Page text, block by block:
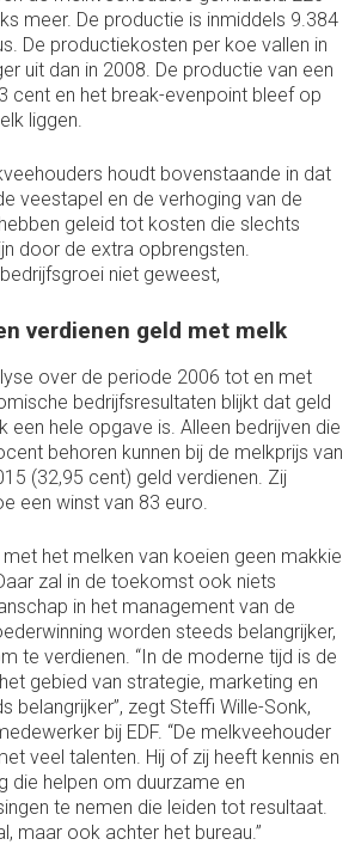
meer. De productie is inmiddels 9.384
De productiekosten per koe vallen in
uit dan in 2008. De productie van een
cent en het break-evenpoint bleef op
liggen.
houdt bovenstaande in dat
veestapel en de verhoging van de
geleid tot kosten die slechts
door de extra opbrengsten.
niet geweest,
verdienen geld met melk
over de periode 2006 tot en met
bedrijfsresultaten blijkt dat geld
een hele opgave is. Alleen bedrijven die
behoren kunnen bij de melkprijs van
(32,95 cent) geld verdienen. Zij
een winst van 83 euro.
het melken van koeien geen makkie
zal in de toekomst ook niets
in het management van de
worden steeds belangrijker,
te verdienen. “In de moderne tijd is de
gebied van strategie, marketing en
belangrijker”, zegt Steffi Wille-Sonk,
bij EDF. “De melkveehouder
veel talenten. Hij of zij heeft kennis en
die helpen om duurzame en
te nemen die leiden tot resultaat.
maar ook achter het bureau.”